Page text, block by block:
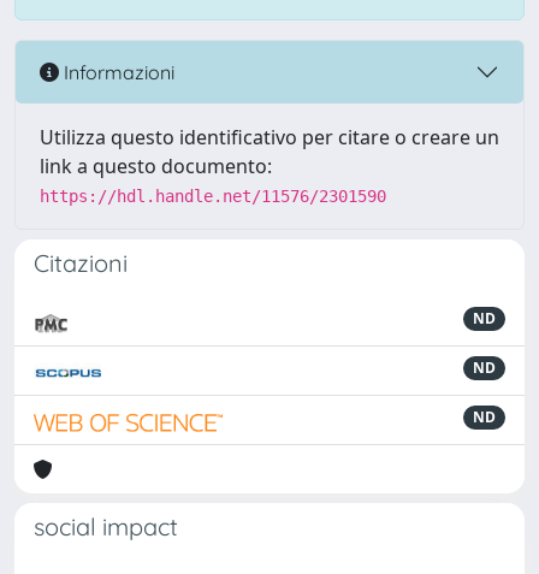
Informazioni
Utilizza questo identificativo per citare o creare un
link a questo documento:
https://hdl.handle.net/11576/2301590
Citazioni
ND
ND
ND
social impact